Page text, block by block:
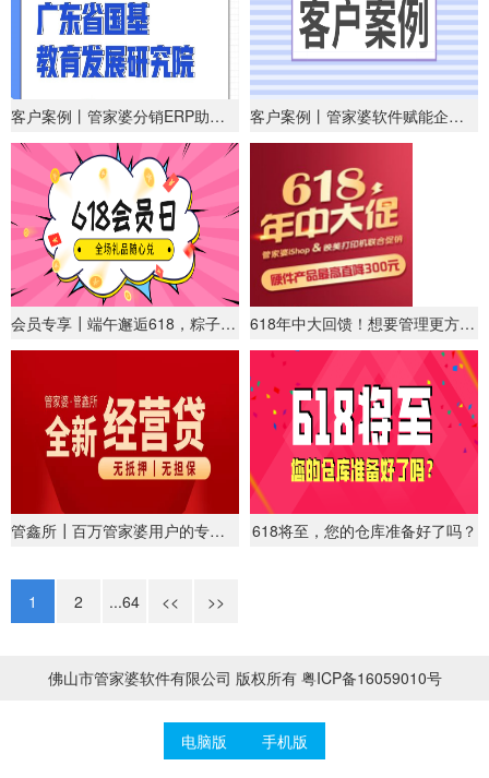
客户案例丨管家婆分销ERP助力教育服务行业数字化 客户案例丨管家婆软件赋能企业管理升级
会员专享┃端午邂逅618，粽子&礼品随心兑！ 618年中大回馈！想要管理更方便？管家婆iShop了解下！
管鑫所┃百万管家婆用户的专属贷款平台 618将至，您的仓库准备好了吗？
1 2 ...64 << >>
佛山市管家婆软件有限公司 版权所有 粤ICP备16059010号
电脑版 手机版